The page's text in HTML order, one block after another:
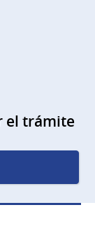
el trámite